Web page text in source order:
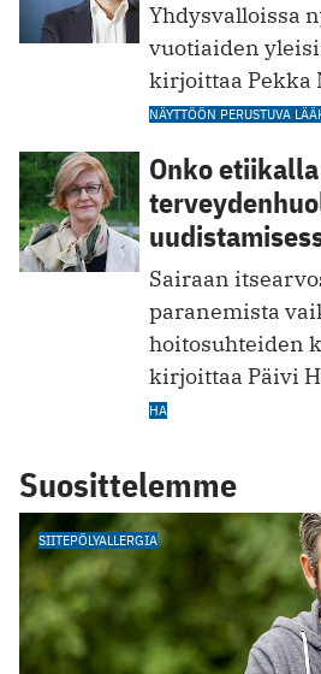
Yhdysvalloissa
vuotiaiden
kirjoittaa Pekka
NÄYTTÖÖN PERUSTUVA
Onko
Sairaan
paranemista
hoitosuhteiden
kirjoittaa Päivi
HA
Suosittelemme
SIITEPÖLYALLERGIA